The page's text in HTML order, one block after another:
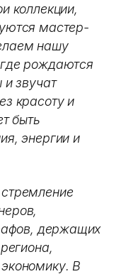
коллекции,
мастер-
нашу
рождаются
и звучат
красоту и
быть
энергии и
держащих
В